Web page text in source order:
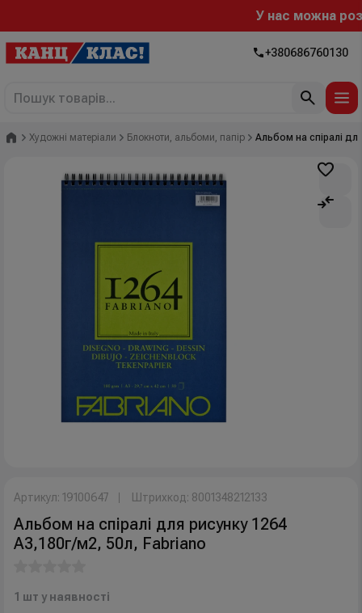
У нас можна
+380686760130
Головна
Художні матеріали Блокноти, альбоми, папір Альбом на спіралі
Артикул: 19100647 Штрихкод: 8001348212133
Альбом на спіралі для рисунку 1264
А3,180г/м2, 50л, Fabriano
1 шт у наявності